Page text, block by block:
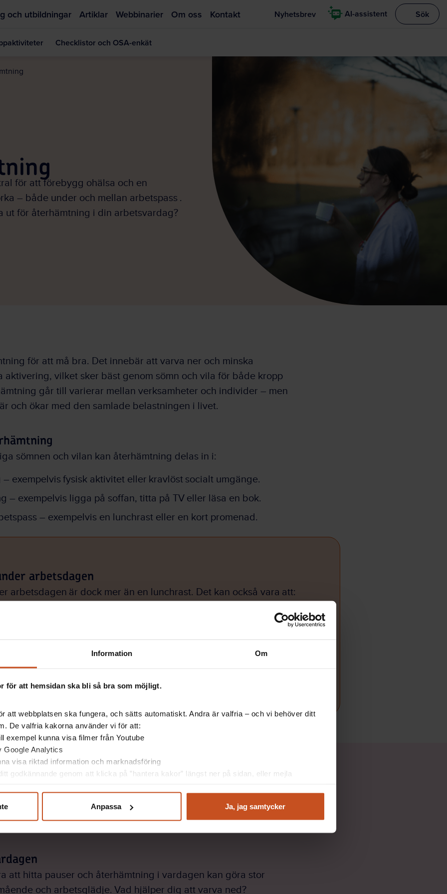
Information Om
för att hemsidan ska bli så bra som möjligt.
att webbplatsen ska fungera, och sätts automatiskt. Andra är valfria – och vi behöver ditt
De valfria kakorna använder vi för att:
exempel kunna visa filmer från Youtube
Google Analytics
visa riktad information och marknadsföring
godkännande genom att klicka på ”hantera kakor” längst ner på sidan, eller mejla
Anpassa Ja, jag samtycker
och utbildningar Artiklar Webbinarier Om oss Kontakt Nyhetsbrev AI-assistent Visa
Sök
Checklistor och OSA-enkät
för att förebygg ohälsa och en
– både under och mellan arbetspass .
ut för återhämtning i din arbetsvardag?
för att må bra. Det innebär att varva ner och minska
aktivering, vilket sker bäst genom sömn och vila för både kropp
går till varierar mellan verksamheter och individer – men
och ökar med den samlade belastningen i livet.
sömnen och vilan kan återhämtning delas in i:
exempelvis fysisk aktivitet eller kravlöst socialt umgänge.
– exempelvis ligga på soffan, titta på TV eller läsa en bok.
– exempelvis en lunchrast eller en kort promenad.
arbetsdagen
arbetsdagen är dock mer än en lunchrast. Det kan också vara att:
och andas djupt.
och släpp in luft.
längre sikt behövs sammanhängande ledighet för att hinna gå ner
att hitta pauser och återhämtning i vardagen kan göra stor
och arbetsglädje. Vad hjälper dig att varva ned?